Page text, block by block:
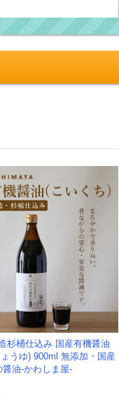
杉桶仕込み 国産有機醤油
うゆ) 900ml 無添加・国産
醤油-かわしま屋-